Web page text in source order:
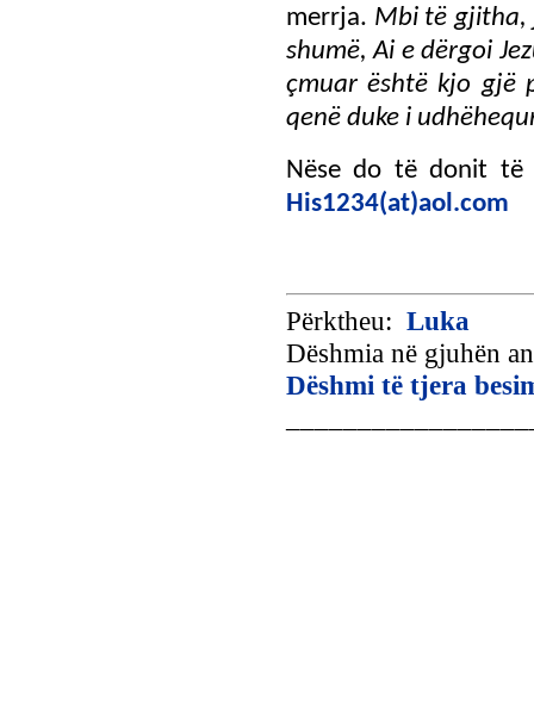
merrja. Mbi të gjitha,
shumë, Ai e dërgoi
çmuar është kjo gjë
qenë duke i
Nëse do të donit të
His1234(at)aol.com
Përktheu: Luka
Dëshmia në gjuhën
Dëshmi të tjera